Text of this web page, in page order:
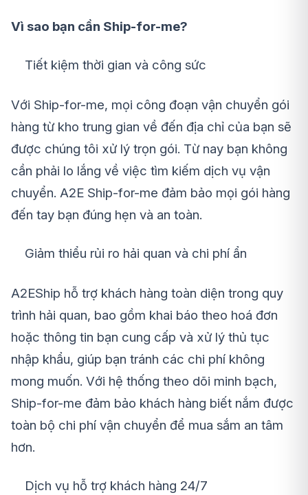
Vì sao bạn cần Ship-for-me?
Tiết kiệm thời gian và công sức
Với Ship-for-me, mọi công đoạn vận chuyển gói
hàng từ kho trung gian về đến địa chỉ của bạn sẽ
được chúng tôi xử lý trọn gói. Từ nay bạn không
cần phải lo lắng về việc tìm kiếm dịch vụ vận
chuyển. A2E Ship-for-me đảm bảo mọi gói hàng
đến tay bạn đúng hẹn và an toàn.
Giảm thiểu rủi ro hải quan và chi phí ẩn
A2EShip hỗ trợ khách hàng toàn diện trong quy
trình hải quan, bao gồm khai báo theo hoá đơn
hoặc thông tin bạn cung cấp và xử lý thủ tục
nhập khẩu, giúp bạn tránh các chi phí không
mong muốn. Với hệ thống theo dõi minh bạch,
Ship-for-me đảm bảo khách hàng biết nắm được
toàn bộ chi phí vận chuyển để mua sắm an tâm
hơn.
Dịch vụ hỗ trợ khách hàng 24/7